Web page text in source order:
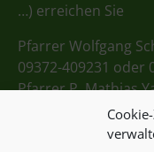
…) erreichen Sie
Pfarrer Wolfgang
09372-409231 oder
Pfarrer P. Mathias